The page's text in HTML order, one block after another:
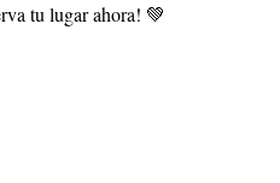
tu lugar ahora! 💚